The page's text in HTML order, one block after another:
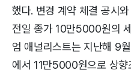
했다. 변경 계약 체결 공시
전일 종가 10만5000원의
엄 애널리스트는 지난해 9
에서 11만5000원으로 상향